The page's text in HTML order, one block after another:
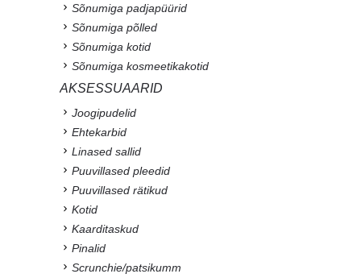
Sõnumiga padjapüürid
Sõnumiga põlled
Sõnumiga kotid
Sõnumiga kosmeetikakotid
AKSESSUAARID
Joogipudelid
Ehtekarbid
Linased sallid
Puuvillased pleedid
Puuvillased rätikud
Kotid
Kaarditaskud
Pinalid
Scrunchie/patsikumm